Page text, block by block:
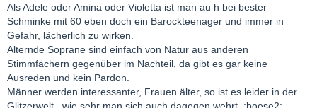
Als Adele oder Amina oder Violetta ist man au h bei bester
Schminke mit 60 eben doch ein Barockteenager und immer in
Gefahr, lächerlich zu wirken.
Alternde Soprane sind einfach von Natur aus anderen
Stimmfächern gegenüber im Nachteil, da gibt es gar keine
Ausreden und kein Pardon.
Männer werden interessanter, Frauen älter, so ist es leider in der